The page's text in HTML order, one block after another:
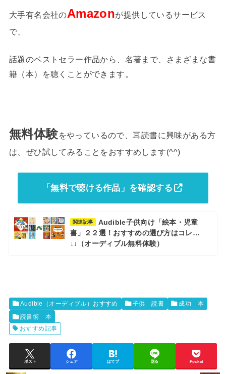
大手有名会社のAmazonが提供しているサービス
で、
話題のベストセラー作品から、名著まで、さまざまな書
籍（本）を聴くことができます。
無料体験をやっているので、耳読書に興味がある方
は、ぜひ試してみることをおすすめします(^^)
「無料で聴ける作品」を確認する
関連記事
Audible子供向け「絵本・児童
書」２２選！おすすめの選び方はコレ…
↓↓（オーディブル無料体験）
Audible（オーディブル）おすすめ 子供 読書
成功 本
読書術 本
おすすめ記事
ポスト シェア はてブ 送る Pocket